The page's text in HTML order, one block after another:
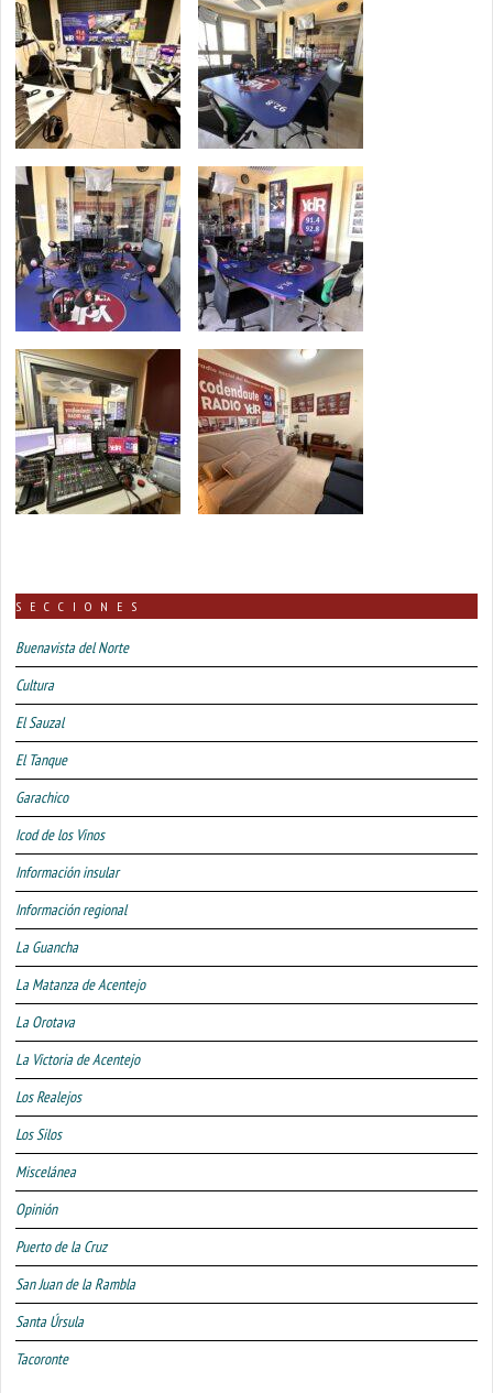
SECCIONES
Buenavista del Norte
Cultura
El Sauzal
El Tanque
Garachico
Icod de los Vinos
Información insular
Información regional
La Guancha
La Matanza de Acentejo
La Orotava
La Victoria de Acentejo
Los Realejos
Los Silos
Miscelánea
Opinión
Puerto de la Cruz
San Juan de la Rambla
Santa Úrsula
Tacoronte